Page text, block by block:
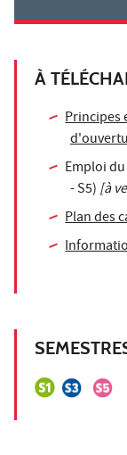
À
Principes
Emploi
- S5) [à
Plan des